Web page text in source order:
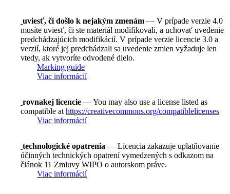
uviesť, či došlo k nejakým zmenám — V prípade verzie 4.0
musíte uviesť, či ste materiál modifikovali, a uchovať uvedenie
predchádzajúcich modifikácií. V prípade verzie licencie 3.0 a
verzií, ktoré jej predchádzali sa uvedenie zmien vyžaduje len
vtedy, ak vytvoríte odvodené dielo.
Marking guide
Viac informácií
rovnakej licencie — You may also use a license listed as
compatible at https://creativecommons.org/compatiblelicenses
Viac informácií
technologické opatrenia — Licencia zakazuje uplatňovanie
účinných technických opatrení vymedzených s odkazom na
článok 11 Zmluvy WIPO o autorskom práve.
Viac informácií